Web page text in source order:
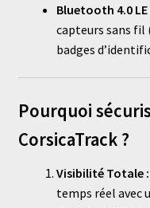
Bluetooth 4.0 LE
capteurs sans
badges
Pourquoi
CorsicaTrack ?
Visibilité Totale :
temps réel avec